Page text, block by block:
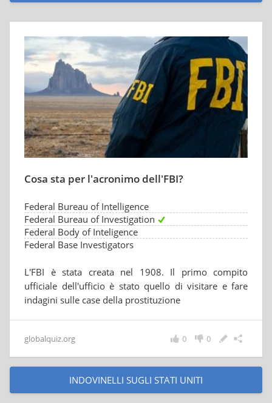
Cosa sta per l'acronimo dell'FBI?
Federal Bureau of Intelligence
Federal Bureau of Investigation
Federal Body of Inteligence
Federal Base Investigators
L'FBI è stata creata nel 1908. Il primo compito
ufficiale dell'ufficio è stato quello di visitare e fare
indagini sulle case della prostituzione
globalquiz.org 0
0
INDOVINELLI SUGLI STATI UNITI